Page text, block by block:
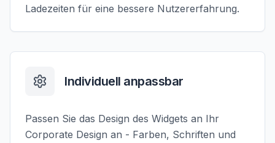
Ladezeiten für eine bessere Nutzererfahrung.
Individuell anpassbar
Passen Sie das Design des Widgets an Ihr
Corporate Design an - Farben, Schriften und